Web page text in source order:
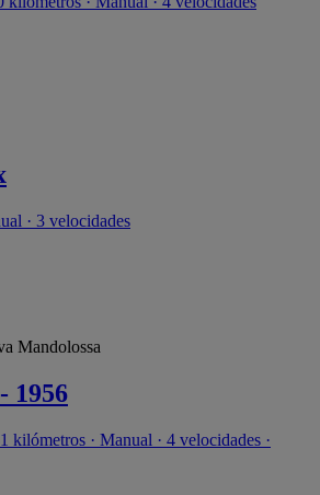
· 3 velocidades
Mandolossa
1956
kilómetros · Manual · 4 velocidades ·